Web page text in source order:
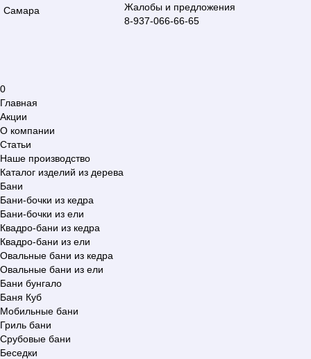
Самара
Жалобы и предложения
8-937-066-66-65
0
Главная
Акции
О компании
Статьи
Наше производство
Каталог изделий из дерева
Бани
Бани-бочки из кедра
Бани-бочки из ели
Квадро-бани из кедра
Квадро-бани из ели
Овальные бани из кедра
Овальные бани из ели
Бани бунгало
Баня Куб
Мобильные бани
Гриль бани
Срубовые бани
Беседки